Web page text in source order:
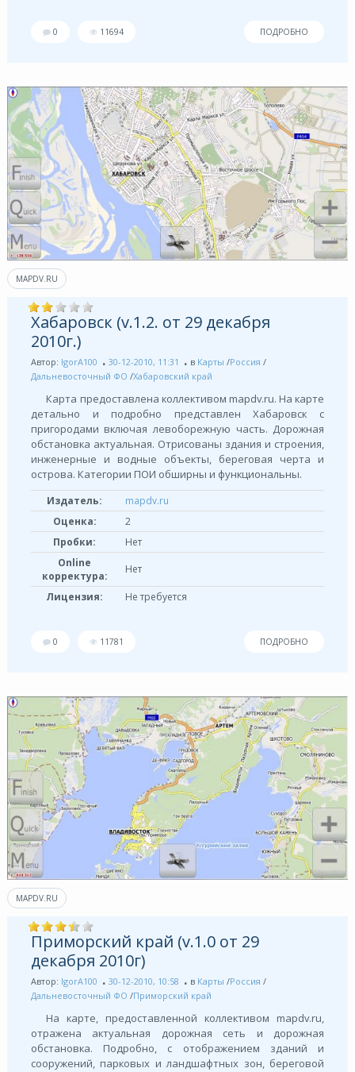
0 11694 ПОДРОБНО
MAPDV.RU
Хабаровск (v.1.2. от 29 декабря
2010г.)
Автор: IgorA100 30-12-2010, 11:31 в Карты /Россия /
Дальневосточный ФО /Хабаровский край
Карта предоставлена коллективом mapdv.ru. На карте
детально и подробно представлен Хабаровск с
пригородами включая левоборежную часть. Дорожная
обстановка актуальная. Отрисованы здания и строения,
инженерные и водные объекты, береговая черта и
острова. Категории ПОИ обширны и функциональны.
Издатель:
mapdv.ru
Оценка:
2
Пробки:
Нет
Online
корректура:
Нет
Лицензия: Не требуется
0 11781 ПОДРОБНО
MAPDV.RU
Приморский край (v.1.0 от 29
декабря 2010г)
Автор: IgorA100 30-12-2010, 10:58 в Карты /Россия /
Дальневосточный ФО /Приморский край
На карте, предоставленной коллективом mapdv.ru,
отражена актуальная дорожная сеть и дорожная
обстановка. Подробно, с отображением зданий и
сооружений, парковых и ландшафтных зон, береговой